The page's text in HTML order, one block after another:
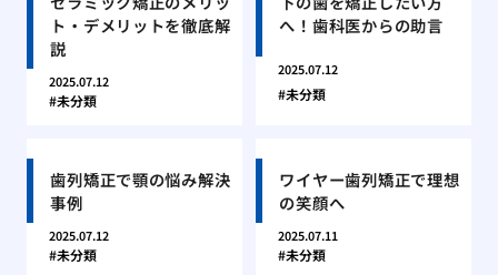
ト・デメリットを徹底解
説
2025.07.12
未分類
へ！歯科医からの助言
2025.07.12
未分類
歯列矯正で顎の悩み解決
事例
2025.07.12
未分類
ワイヤー歯列矯正で理想
の笑顔へ
2025.07.11
未分類